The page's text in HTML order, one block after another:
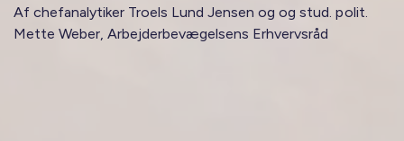
Af chefanalytiker Troels Lund Jensen og og stud. polit.
Mette Weber, Arbejderbevægelsens Erhvervsråd